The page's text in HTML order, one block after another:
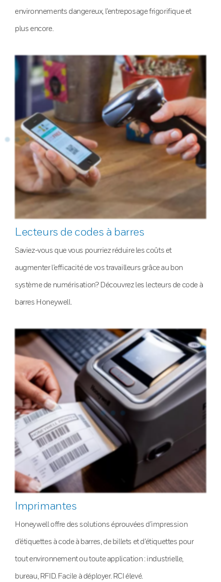
environnements dangereux, l’entreposage frigorifique et
plus encore.
Lecteurs de codes à barres
Saviez-vous que vous pourriez réduire les coûts et
augmenter l’efficacité de vos travailleurs grâce au bon
système de numérisation? Découvrez les lecteurs de code à
barres Honeywell.
Imprimantes
Honeywell offre des solutions éprouvées d’impression
d’étiquettes à code à barres, de billets et d’étiquettes pour
tout environnement ou toute application : industrielle,
bureau, RFID. Facile à déployer. RCI élevé.